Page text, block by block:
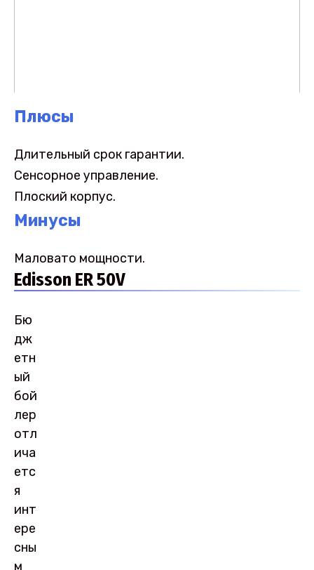
Плюсы
Длительный срок гарантии.
Сенсорное управление.
Плоский корпус.
Минусы
Маловато мощности.
Edisson ER 50V
Бю
дж
етн
ый
бой
лер
отл
ича
етс
я
инт
ере
сны
м